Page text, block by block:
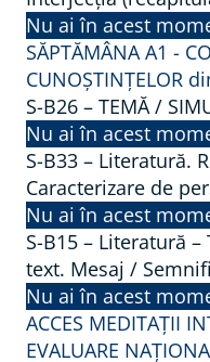
Nu ai în acest
SĂPTĂMÂNA A1 -
CUNOȘTINȚELOR
S-B26 – TEMĂ /
Nu ai în acest
S-B33 – Literatură.
Caracterizare de
Nu ai în acest
S-B15 – Literatură
text. Mesaj /
Nu ai în acest
ACCES MEDITAȚII
EVALUARE